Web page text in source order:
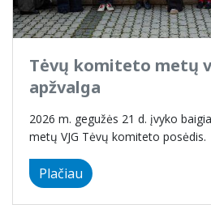
Tėvų komiteto metų
apžvalga
2026 m. gegužės 21 d. įvyko
metų VJG Tėvų komiteto posėdis.
Plačiau